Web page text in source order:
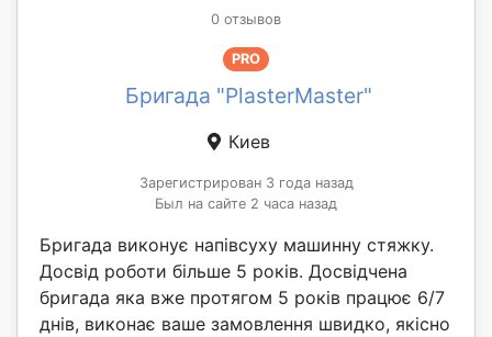
0 отзывов
PRO
Бригада "PlasterMaster"
Киев
Зарегистрирован 3 года назад
Был на сайте 2 часа назад
Бригада виконує напівсуху машинну стяжку.
Досвід роботи більше 5 років. Досвідчена
бригада яка вже протягом 5 років працює 6/7
днів, виконає ваше замовлення швидко, якісно